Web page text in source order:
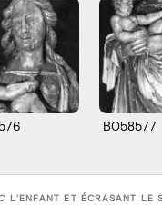
B058577
ET ÉCRASANT LE